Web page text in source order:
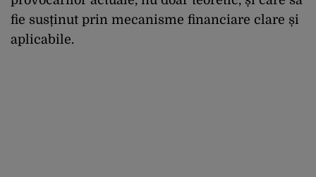
fie susținut prin mecanisme financiare clare și
aplicabile.